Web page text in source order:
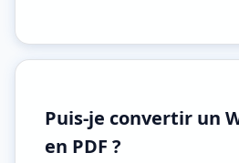
Puis-je convertir un
en PDF ?